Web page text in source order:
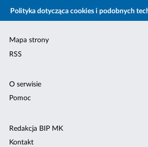
Polityka dotycząca cookies i podobnych
Mapa strony
RSS
O serwisie
Pomoc
Redakcja BIP MK
Kontakt